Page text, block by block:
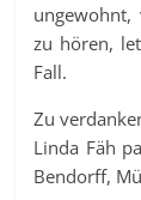
ungewohnt,
zu hören,
Fall.
Zu
Linda Fäh
Bendorff,